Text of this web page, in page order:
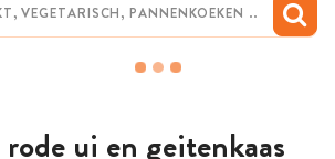
ui en geitenkaas